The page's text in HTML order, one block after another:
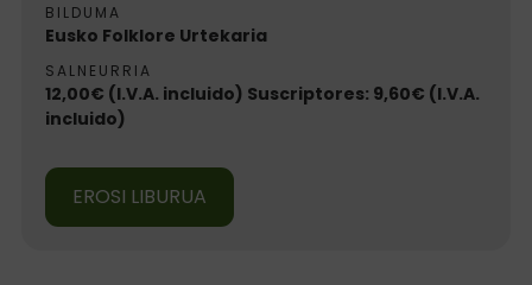
BILDUMA
Eusko Folklore Urtekaria
SALNEURRIA
12,00€ (I.V.A. incluido) Suscriptores: 9,60€ (I.V.A.
incluido)
EROSI LIBURUA